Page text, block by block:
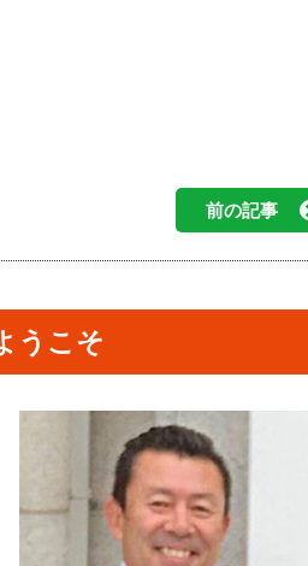
前の記事
うこそ